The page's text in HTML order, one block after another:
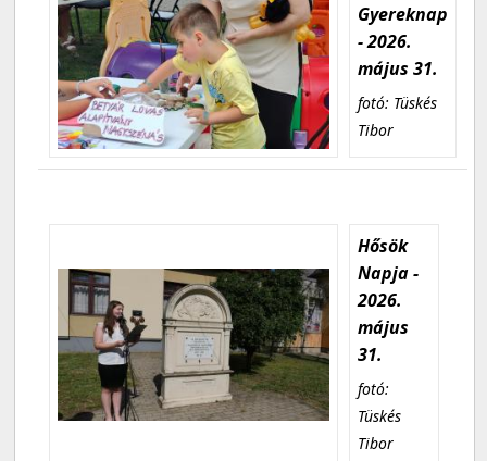
Gyereknap
- 2026.
május 31.
fotó: Tüskés
Tibor
Hősök
Napja -
2026.
május
31.
fotó:
Tüskés
Tibor